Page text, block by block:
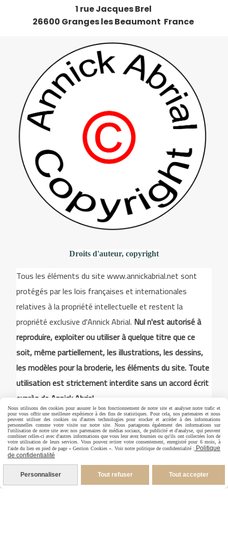
1 rue Jacques Brel
26600 Granges les Beaumont France
Droits d'auteur, copyright
Tous les éléments du site www.annickabrial.net sont
protégés par les lois françaises et internationales
relatives à la propriété intellectuelle et restent la
propriété exclusive d'Annick Abrial. Nul n'est autorisé à
reproduire, exploiter ou utiliser à quelque titre que ce
soit, même partiellement, les illustrations, les dessins,
les modèles pour la broderie, les éléments du site. Toute
utilisation est strictement interdite sans un accord écrit
exprès de Annick Abrial
Facebook est désactivé. Autoriser
Mentions Légales
Conditions générales de vente
Politique de confidentialité
Gestion cookies
Nous utilisons des cookies pour assurer le bon fonctionnement de notre site et analyser notre trafic et
pour vous offrir une meilleure expérience à des fins de statistiques. Pour cela, nos partenaires et nous
peuvent utiliser des cookies ou d'autres technologies pour stocker et accéder à des informations
personnelles comme votre visite sur notre site. Nous partageons également des informations sur
l'utilisation de notre site avec nos partenaires de médias sociaux, de publicité et d'analyse, qui peuvent
combiner celles-ci avec d'autres informations que vous leur avez fournies ou qu'ils ont collectées lors de
votre utilisation de leurs services. Vous pouvez retirer votre consentement, enregistré pour 6 mois, à
l'aide du lien en pied de page « Gestion Cookies ». Voir notre politique de confidentialité : Politique
de confidentialité
Personnaliser Tout refuser Tout accepter